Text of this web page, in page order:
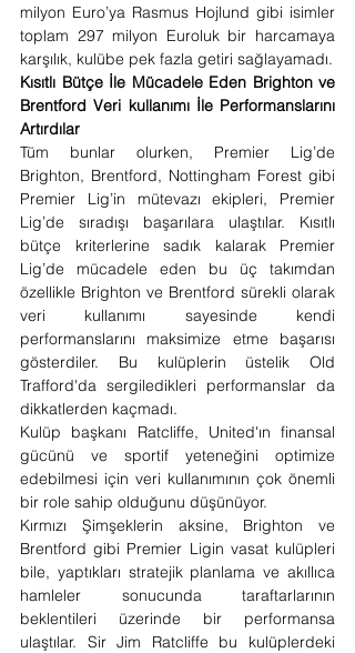
milyon Euro’ya Rasmus Hojlund gibi isimler
toplam 297 milyon Euroluk bir harcamaya
karşılık, kulübe pek fazla getiri sağlayamadı.
Kısıtlı Bütçe İle Mücadele Eden Brighton ve
Brentford Veri kullanımı İle Performanslarını
Artırdılar
Tüm bunlar olurken, Premier Lig’de
Brighton, Brentford, Nottingham Forest gibi
Premier Lig’in mütevazı ekipleri, Premier
Lig’de sıradışı başarılara ulaştılar. Kısıtlı
bütçe kriterlerine sadık kalarak Premier
Lig’de mücadele eden bu üç takımdan
özellikle Brighton ve Brentford sürekli olarak
veri kullanımı sayesinde kendi
performanslarını maksimize etme başarısı
gösterdiler. Bu kulüplerin üstelik Old
Trafford'da sergiledikleri performanslar da
dikkatlerden kaçmadı.
Kulüp başkanı Ratcliffe, United'ın finansal
gücünü ve sportif yeteneğini optimize
edebilmesi için veri kullanımının çok önemli
bir role sahip olduğunu düşünüyor.
Kırmızı Şimşeklerin aksine, Brighton ve
Brentford gibi Premier Ligin vasat kulüpleri
bile, yaptıkları stratejik planlama ve akıllıca
hamleler sonucunda taraftarlarının
beklentileri üzerinde bir performansa
ulaştılar. Sir Jim Ratcliffe bu kulüplerdeki